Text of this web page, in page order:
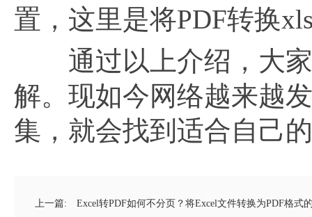
置，这里是将PDF转换
通过以上介绍，大
解。现如今网络越来越
集，就会找到适合自己
上一篇: Excel转PDF如何不分页？将Excel文件转换为PDF格式